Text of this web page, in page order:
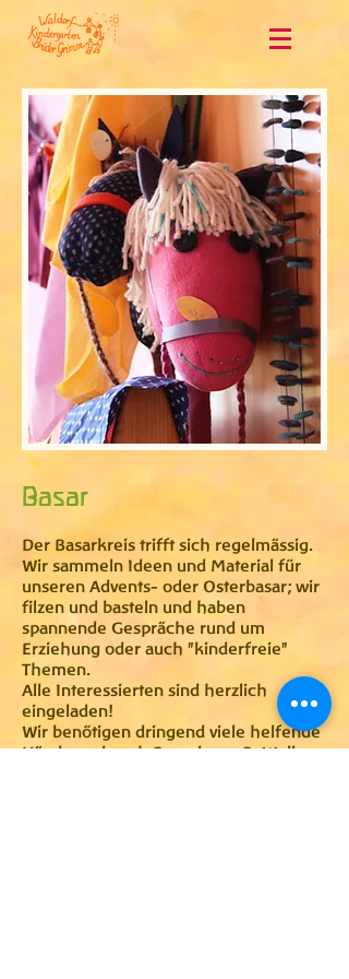
Basar
Der Basarkreis trifft sich regelmässig.
Wir sammeln Ideen und Material für
unseren Advents- oder Osterbasar; wir
filzen und basteln und haben
spannende Gespräche rund um
Erziehung oder auch "kinderfreie"
Themen.
Alle Interessierten sind herzlich
eingeladen!
Wir benötigen dringend viele helfende
Hände und auch Spenden, z.B. Woll-